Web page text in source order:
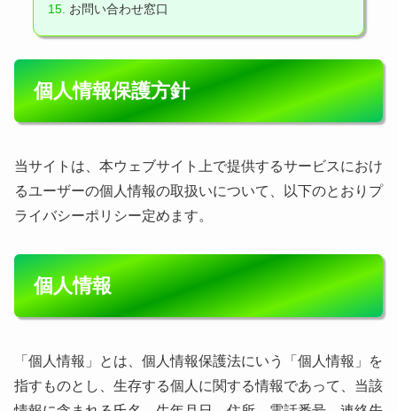
お問い合わせ窓口
個人情報保護方針
当サイトは、本ウェブサイト上で提供するサービスにおけ
るユーザーの個人情報の取扱いについて、以下のとおりプ
ライバシーポリシー定めます。
個人情報
「個人情報」とは、個人情報保護法にいう「個人情報」を
指すものとし、生存する個人に関する情報であって、当該